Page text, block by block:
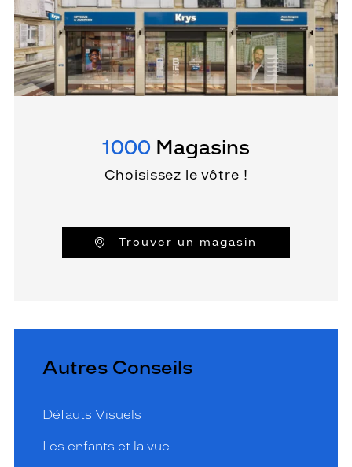
1000 Magasins
Choisissez le vôtre !
Trouver un magasin
Autres Conseils
Défauts Visuels
Les enfants et la vue